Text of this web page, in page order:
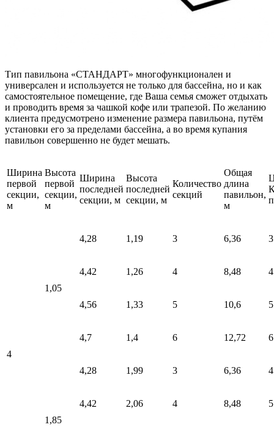
Тип павильона «СТАНДАРТ» многофункционален и
универсален и используется не только для бассейна, но и как
самостоятельное помещение, где Ваша семья сможет отдыхать
и проводить время за чашкой кофе или трапезой. По желанию
клиента предусмотрено изменение размера павильона, путём
установки его за пределами бассейна, а во время купания
павильон совершенно не будет мешать.
Ширина
первой
секции,
м
Высота
первой
секции,
м
Ширина
последней
секции, м
Высота
последней
секции, м
Количество
секций
Общая
длина
павильон,
м
4
1,05
4,28 1,19 3 6,36
4,42 1,26 4 8,48
4,56 1,33 5 10,6
4,7 1,4 6 12,72
1,85
4,28 1,99 3 6,36
4,42 2,06 4 8,48